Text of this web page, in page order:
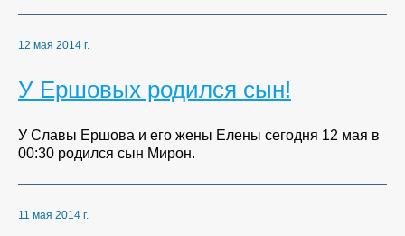
12 мая 2014 г.
У Ершовых родился сын!
У Славы Ершова и его жены Елены сегодня 12 мая в
00:30 родился сын Мирон.
11 мая 2014 г.